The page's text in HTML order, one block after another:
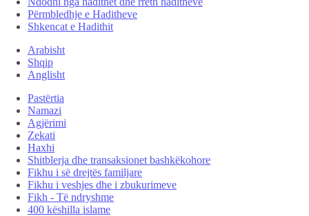
Përmbledhje e Haditheve
Shkencat e Hadithit
Arabisht
Shqip
Anglisht
Pastërtia
Namazi
Agjërimi
Zekati
Haxhi
Shitblerja dhe transaksionet bashkëkohore
Fikhu i së drejtës familjare
Fikhu i veshjes dhe i zbukurimeve
Fikh - Të ndryshme
400 këshilla islame